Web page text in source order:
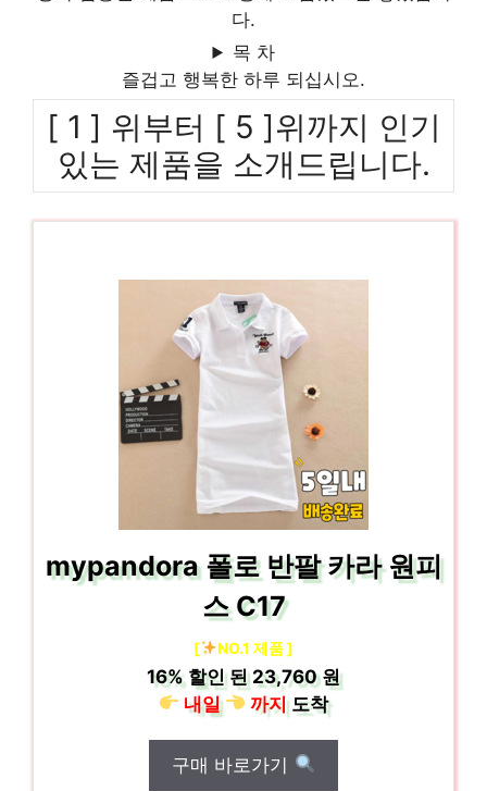
다.
목 차
즐겁고 행복한 하루 되십시오.
[ 1 ] 위부터 [ 5 ]위까지 인기
있는 제품을 소개드립니다.
mypandora 폴로 반팔 카라 원피
스 C17
[ NO.1 제품 ]
16% 할인 된23,760 원
내일
까지도착
구매 바로가기